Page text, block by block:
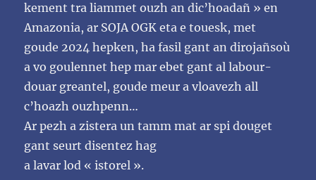
kement traliammet ouzh an dic’hoadañ » en
Amazonia, ar SOJA OGK eta e touesk, met
goude 2024 hepken,ha fasil gant an dirojañsoù
a vo goulennet hep mar ebet gant al labour-
douar greantel, goude meur avloavezh all
c’hoazh ouzhpenn…
Ar pezh a zistera un tamm mat ar spi douget
gant seurt disentez hag
a lavar lod « istorel ».